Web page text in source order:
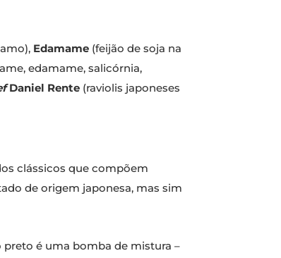
Edamame (feijão de soja na
edamame, salicórnia,
Daniel Rente (raviolis japoneses
clássicos que compõem
de origem japonesa, mas sim
é uma bomba de mistura –